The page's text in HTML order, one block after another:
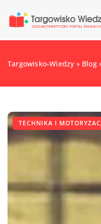
Targowisko-Wiedzy » Blog
TECHNIKA I